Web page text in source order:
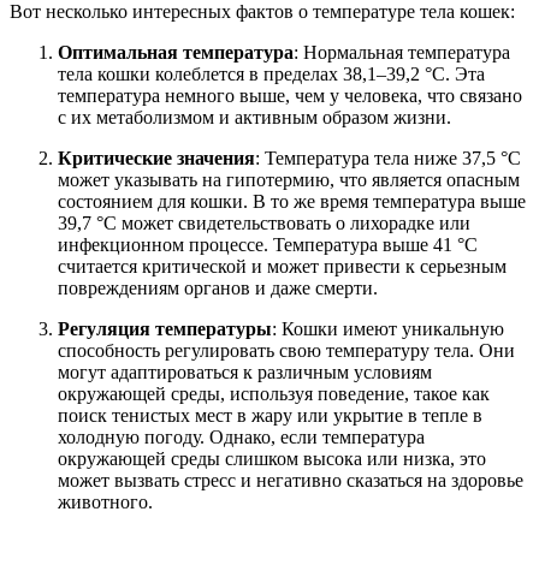
Вот несколько интересных фактов о температуре тела кошек:
Оптимальная температура: Нормальная температура
тела кошки колеблется в пределах 38,1–39,2 °C. Эта
температура немного выше, чем у человека, что связано
с их метаболизмом и активным образом жизни.
Критические значения: Температура тела ниже 37,5 °C
может указывать на гипотермию, что является опасным
состоянием для кошки. В то же время температура выше
39,7 °C может свидетельствовать о лихорадке или
инфекционном процессе. Температура выше 41 °C
считается критической и может привести к серьезным
повреждениям органов и даже смерти.
Регуляция температуры: Кошки имеют уникальную
способность регулировать свою температуру тела. Они
могут адаптироваться к различным условиям
окружающей среды, используя поведение, такое как
поиск тенистых мест в жару или укрытие в тепле в
холодную погоду. Однако, если температура
окружающей среды слишком высока или низка, это
может вызвать стресс и негативно сказаться на здоровье
животного.